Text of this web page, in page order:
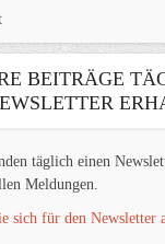
BEITRÄGE
täglich einen
Meldungen.
sich für den Newsletter